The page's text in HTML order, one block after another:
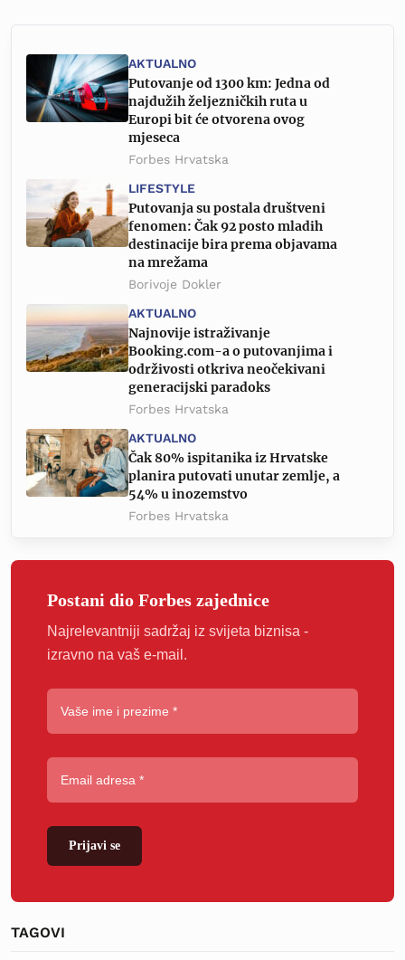
AKTUALNO
Putovanje od 1300 km: Jedna od
najdužih željezničkih ruta u
Europi bit će otvorena ovog
mjeseca
Forbes Hrvatska
LIFESTYLE
Putovanja su postala društveni
fenomen: Čak 92 posto mladih
destinacije bira prema objavama
na mrežama
Borivoje Dokler
AKTUALNO
Najnovije istraživanje
Booking.com-a o putovanjima i
održivosti otkriva neočekivani
generacijski paradoks
Forbes Hrvatska
AKTUALNO
Čak 80% ispitanika iz Hrvatske
planira putovati unutar zemlje, a
54% u inozemstvo
Forbes Hrvatska
Postani dio Forbes zajednice
Najrelevantniji sadržaj iz svijeta biznisa -
izravno na vaš e-mail.
Prijavi se
TAGOVI